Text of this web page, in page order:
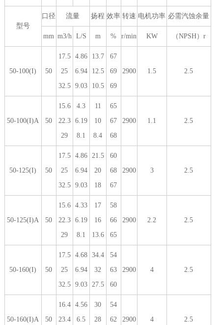
型号
口径 流量 扬程 效率 转速 电机功率 必需汽蚀余量
mm m3/h L/S m % r/min KW （NPSH）r
50-100(I) 50
17.5
25
32.5
4.86
6.94
9.03
13.7
12.5
10.5
67
69
69
2900 1.5 2.5
50-100(I)A 50
15.6
22.3
29
4.3
6.19
8.1
11
10
8.4
65
67
68
2900 1.1 2.5
50-125(I) 50
17.5
25
32.5
4.86
6.94
9.03
21.5
20
18
60
68
67
2900 3 2.5
50-125(I)A 50
15.6
22.3
29
4.33
6.19
8.1
17
16
13.6
58
66
65
2900 2.2 2.5
50-160(I) 50
17.5
25
32.5
4.68
6.94
9.03
34.4
32
27.5
54
63
60
2900 4 2.5
50-160(I)A 50
16.4
23.4
4.56
6.5
30
28
54
62
2900 4 2.5